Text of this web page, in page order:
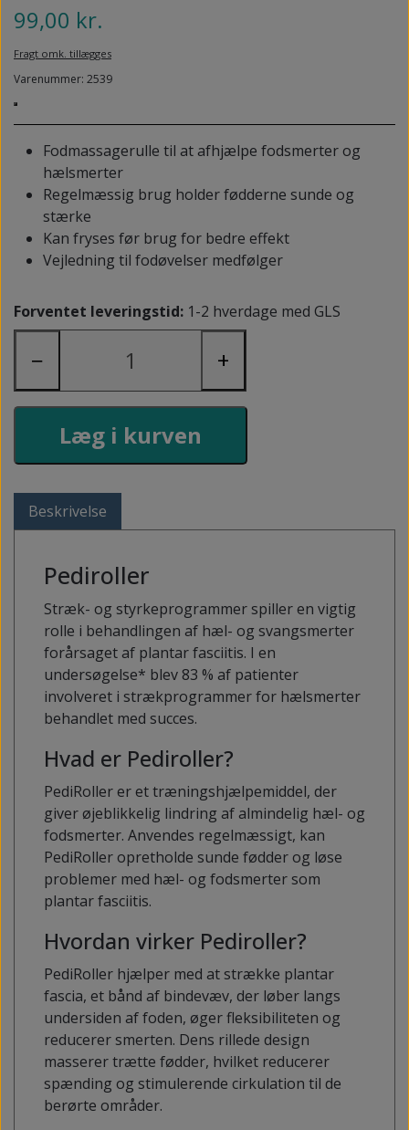
PSORIASIS PÅ FØDDERNE
URO I BENENE/RESTLESS LEGS
VABLER
99,00 kr.
Fragt omk. tillægges
Varenummer: 2539
Fodmassagerulle til at afhjælpe fodsmerter og
hælsmerter
Regelmæssig brug holder fødderne sunde og
stærke
Kan fryses før brug for bedre effekt
Vejledning til fodøvelser medfølger
Forventet leveringstid: 1-2 hverdage med GLS
− +
Læg i kurven
Beskrivelse
Pediroller
Stræk- og styrkeprogrammer spiller en vigtig
rolle i behandlingen af ​​hæl- og svangsmerter
forårsaget af plantar fasciitis. I en
undersøgelse* blev 83 % af patienter
involveret i strækprogrammer for hælsmerter
behandlet med succes.
Hvad er Pediroller?
PediRoller er et træningshjælpemiddel, der
giver øjeblikkelig lindring af almindelig hæl- og
fodsmerter. Anvendes regelmæssigt, kan
PediRoller opretholde sunde fødder og løse
problemer med hæl- og fodsmerter som
plantar fasciitis.
Hvordan virker Pediroller?
PediRoller hjælper med at strække plantar
fascia, et bånd af bindevæv, der løber langs
undersiden af ​​foden, øger fleksibiliteten og
reducerer smerten. Dens rillede design
masserer trætte fødder, hvilket reducerer
spænding og stimulerende cirkulation til de
berørte områder.